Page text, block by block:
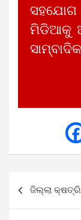
ମିଡିଆକୁ
navigation
ଜିଲ୍ଲା